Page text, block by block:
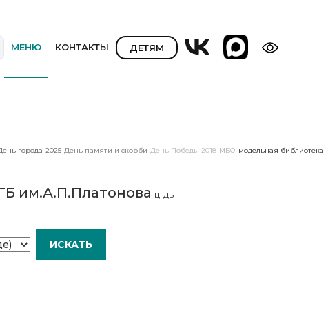
МЕНЮ КОНТАКТЫ ДЕТЯМ
города-2025 День памяти и скорби День Победы 2018 МБО модельная библиотека
им.А.П.Платонова ЦГДБ